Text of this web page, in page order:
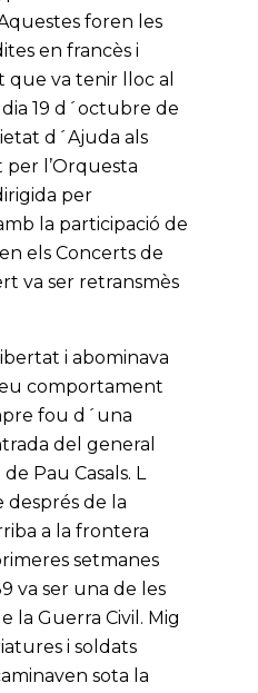
foren les
en francès i
va tenir lloc al
19 d´octubre de
d´Ajuda als
per l’Orquesta
per
la participació de
els Concerts de
va ser retransmès
i abominava
comportament
fou d´una
del general
Pau Casals. L
després de la
a la frontera
setmanes
va ser una de les
la Guerra Civil. Mig
i soldats
sota la